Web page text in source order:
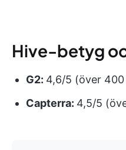
Hive-betyg
G2: 4,6/5 (över
Capterra: 4,5/5